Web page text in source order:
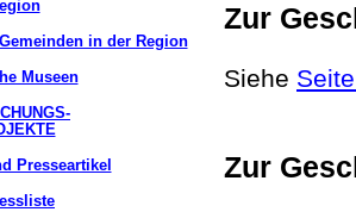
in der Region
Museen
Presseartikel
Zur
Siehe
Zur